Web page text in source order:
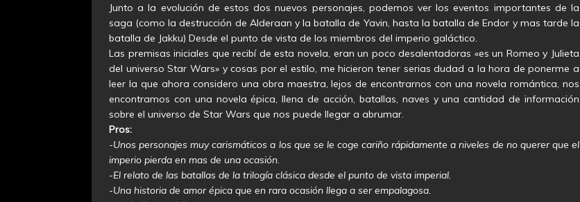
Junto a la evolución de estos dos nuevos personajes, podemos ver los eventos importantes de la
saga (como la destrucción de Alderaan y la batalla de Yavin, hasta la batalla de Endor y mas tarde la
batalla de Jakku) Desde el punto de vista de los miembros del imperio galáctico.
Las premisas iniciales que recibí de esta novela, eran un poco desalentadoras «es un Romeo y Julieta
del universo Star Wars» y cosas por el estilo, me hicieron tener serias dudad a la hora de ponerme a
leer la que ahora considero una obra maestra, lejos de encontrarnos con una novela romántica, nos
encontramos con una novela épica, llena de acción, batallas, naves y una cantidad de información
sobre el universo de Star Wars que nos puede llegar a abrumar.
Pros:
-Unos personajes muy carismáticos a los que se le coge cariño rápidamente a niveles de no querer que el
imperio pierda en mas de una ocasión.
-El relato de las batallas de la trilogía clásica desde el punto de vista imperial.
-Una historia de amor épica que en rara ocasión llega a ser empalagosa.